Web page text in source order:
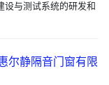
设与测试系统的研发和
尔静隔音门窗有限